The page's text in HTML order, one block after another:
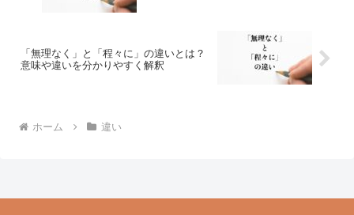
「無理なく」と「程々に」の違いとは？
意味や違いを分かりやすく解釈
ホーム 違い